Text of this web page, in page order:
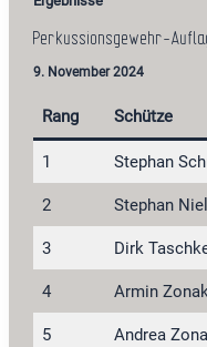
Perkussionsgewehr-
9. November 2024
Rang Schütze
1 Stephan
2 Stephan
3 Dirk
4 Armin
5 Andrea